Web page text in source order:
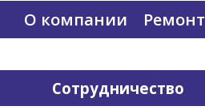
О компании Ремонт
Сотрудничество